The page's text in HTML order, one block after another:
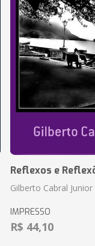
Reflexos e
Gilberto Cabral Junior
IMPRESSO
R$ 44,10